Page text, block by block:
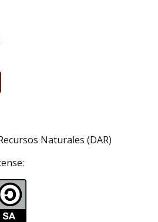
Naturales (DAR)